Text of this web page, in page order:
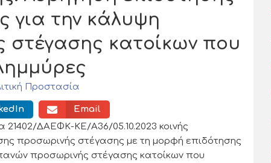
για την κάλυψη
κατοίκων που
Προστασία
Email
ΔΑΕΦΚ-ΚΕ/Α36/05.10.2023 κοινής
προσωρινής στέγασης με τη μορφή επιδότησης
προσωρινής στέγασης κατοίκων που